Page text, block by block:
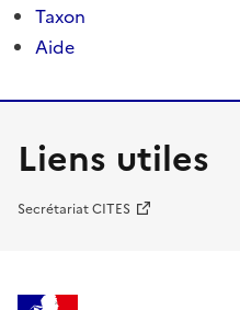
Taxon
Aide
Liens utiles
Secrétariat CITES